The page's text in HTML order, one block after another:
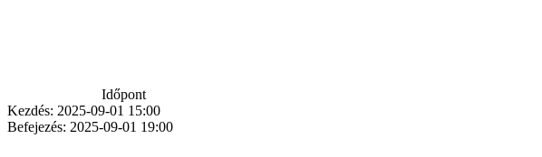
Időpont
Kezdés: 2025-09-01 15:00
Befejezés: 2025-09-01 19:00